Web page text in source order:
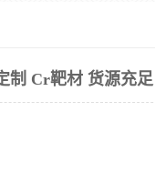
制 Cr靶材 货源充足